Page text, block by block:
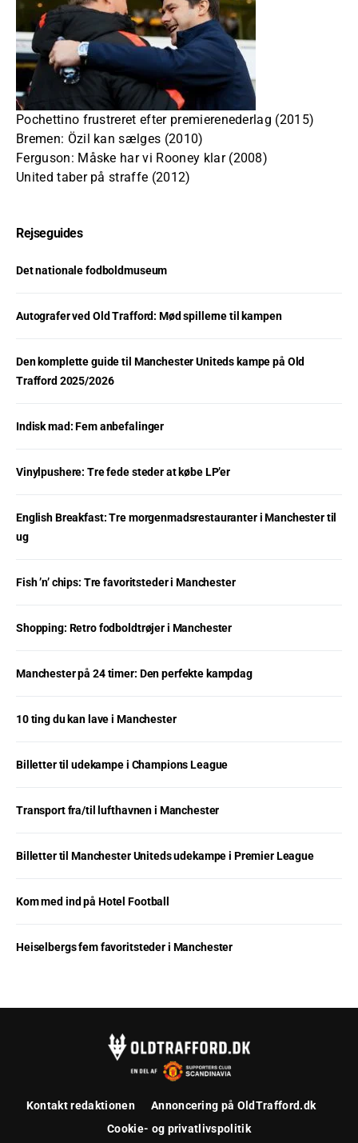
Pochettino frustreret efter premierenederlag (2015)
Bremen: Özil kan sælges (2010)
Ferguson: Måske har vi Rooney klar (2008)
United taber på straffe (2012)
Rejseguides
Det nationale fodboldmuseum
Autografer ved Old Trafford: Mød spillerne til kampen
Den komplette guide til Manchester Uniteds kampe på Old
Trafford 2025/2026
Indisk mad: Fem anbefalinger
Vinylpushere: Tre fede steder at købe LP’er
English Breakfast: Tre morgenmadsrestauranter i Manchester til
ug
Fish ’n’ chips: Tre favoritsteder i Manchester
Shopping: Retro fodboldtrøjer i Manchester
Manchester på 24 timer: Den perfekte kampdag
10 ting du kan lave i Manchester
Billetter til udekampe i Champions League
Transport fra/til lufthavnen i Manchester
Billetter til Manchester Uniteds udekampe i Premier League
Kom med ind på Hotel Football
Heiselbergs fem favoritsteder i Manchester
Kontakt redaktionen
Annoncering på OldTrafford.dk
Cookie- og privatlivspolitik